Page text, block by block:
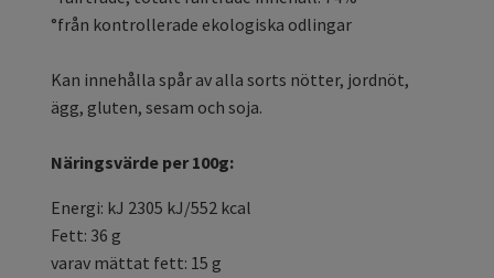
°från kontrollerade ekologiska odlingar
Kan innehålla spår av alla sorts nötter, jordnöt,
ägg, gluten, sesam och soja.
Näringsvärde per 100g:
Energi: kJ 2305 kJ/552 kcal
Fett: 36 g
varav mättat fett: 15 g